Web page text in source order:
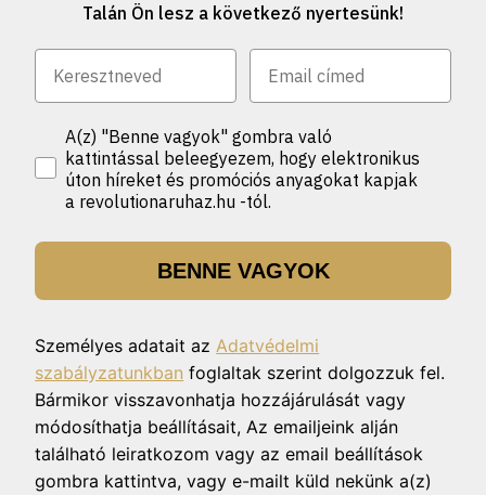
Talán Ön lesz a következő nyertesünk!
A(z) "Benne vagyok" gombra való
kattintással beleegyezem, hogy elektronikus
úton híreket és promóciós anyagokat kapjak
a revolutionaruhaz.hu -tól.
BENNE VAGYOK
Személyes adatait az Adatvédelmi
szabályzatunkban foglaltak szerint dolgozzuk fel.
Bármikor visszavonhatja hozzájárulását vagy
módosíthatja beállításait, Az emailjeink alján
található leiratkozom vagy az email beállítások
gombra kattintva, vagy e-mailt küld nekünk a(z)